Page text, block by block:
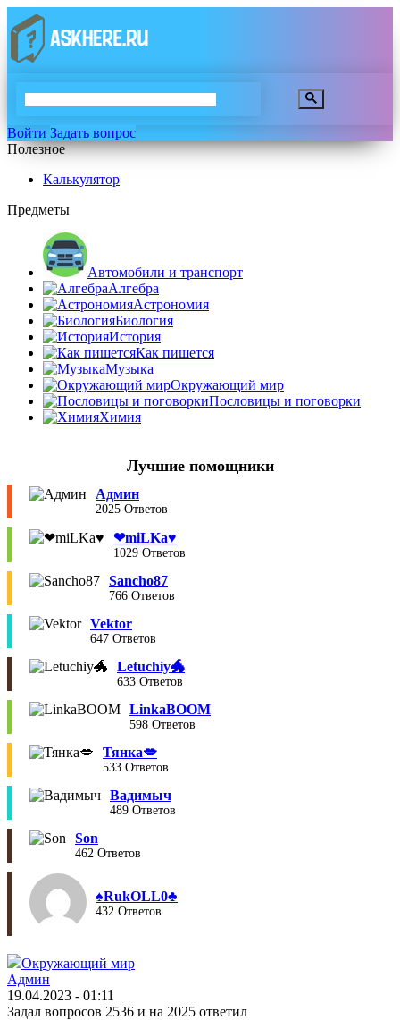
Войти Задать вопрос
Полезное
Калькулятор
Предметы
Автомобили и транспорт
Алгебра
Астрономия
Биология
История
Как пишется
Музыка
Окружающий мир
Пословицы и поговорки
Химия
Лучшие помощники
Админ
2025 Ответов
❤︎miLKa♥︎
1029 Ответов
Sancho87
766 Ответов
Vektor
647 Ответов
Letuchiy🐲
633 Ответов
LinkaBOOM
598 Ответов
Тянка💋
533 Ответов
Вадимыч
489 Ответов
Son
462 Ответов
♠︎RukOLL0♣︎
432 Ответов
Окружающий мир
Админ
19.04.2023 - 01:11
Задал вопросов 2536 и на 2025 ответил